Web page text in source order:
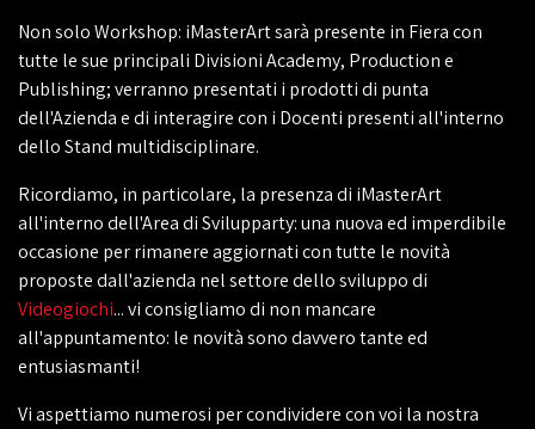
Non solo Workshop: iMasterArt sarà presente in Fiera con
tutte le sue principali Divisioni Academy, Production e
Publishing; verranno presentati i prodotti di punta
dell'Azienda e di interagire con i Docenti presenti all'interno
dello Stand multidisciplinare.
Ricordiamo, in particolare, la presenza di iMasterArt
all'interno dell'Area di Svilupparty: una nuova ed imperdibile
occasione per rimanere aggiornati con tutte le novità
proposte dall'azienda nel settore dello sviluppo di
Videogiochi... vi consigliamo di non mancare
all'appuntamento: le novità sono davvero tante ed
entusiasmanti!
Vi aspettiamo numerosi per condividere con voi la nostra